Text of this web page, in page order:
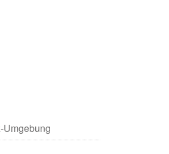
Umgebung
(vollständig